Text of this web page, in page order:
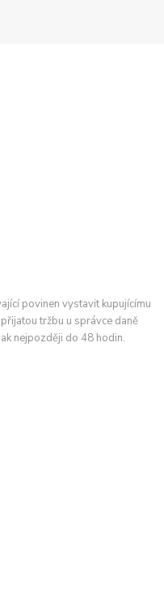
povinen vystavit kupujícímu
tržbu u správce daně
nejpozději do 48 hodin.